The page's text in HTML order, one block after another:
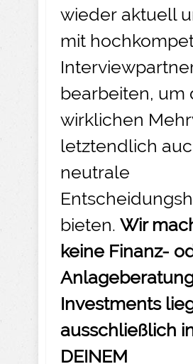
wieder aktuell
mit
bearbeiten, um
wirklichen
letztendlich
neutrale
bieten. Wir
keine Finanz-
Investments
ausschließlich
DEINEM